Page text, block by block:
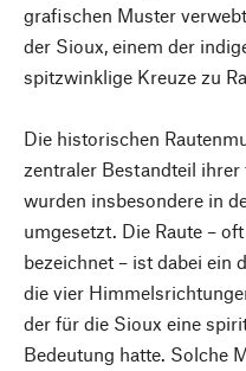
grafischen Muster
der Sioux, einem der
spitzwinklige Kreuze zu
Die historischen
zentraler Bestandteil
wurden insbesondere in
umgesetzt. Die Raute –
bezeichnet – ist dabei ein
die vier
der für die Sioux eine
Bedeutung hatte. Solche